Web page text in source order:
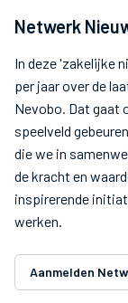
Netwerk
In deze 'zakelijke
per jaar over de
Nevobo. Dat gaat
speelveld
die we in
de kracht en
inspirerende
werken.
Aanmelden